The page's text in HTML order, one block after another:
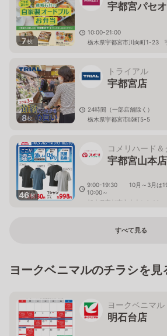
7枚
宇都宮パセ
10:00-21:00
栃木県宇都宮市川向町1-23
8枚
トライアル
宇都宮店
24時間（一部店舗除く）
栃木県宇都宮市睦町5-5
46枚
コメリハード＆
宇都宮山本店
9:00-19:30 10月～3月は
10:00～
栃木県宇都宮市山本1-3-28
すべて見る
ヨークベニマルのチラシを見
ヨークベニマル
明石台店